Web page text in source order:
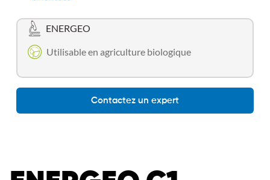
ENERGEO
Utilisable en agriculture biologique
Contactez un expert